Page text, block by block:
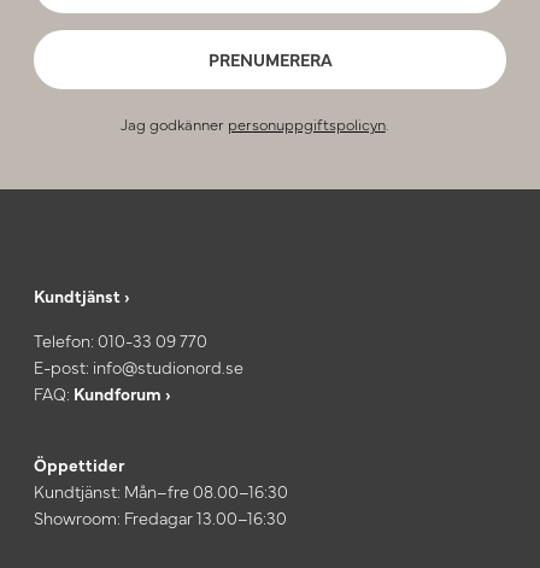
PRENUMERERA
Jag godkänner personuppgiftspolicyn.
Kundtjänst ›
Telefon: 010-33 09 770
E-post: info@studionord.se
FAQ: Kundforum ›
Öppettider
Kundtjänst: Mån–fre 08.00–16:30
Showroom: Fredagar 13.00–16:30